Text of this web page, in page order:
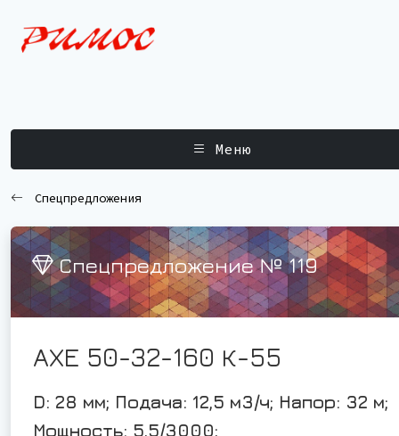
Меню
Спецпредложения
Спецпредложение № 119
АХЕ 50-32-160 К-55
D: 28 мм; Подача: 12,5 м3/ч; Напор: 32 м;
Мощность: 5,5/3000;